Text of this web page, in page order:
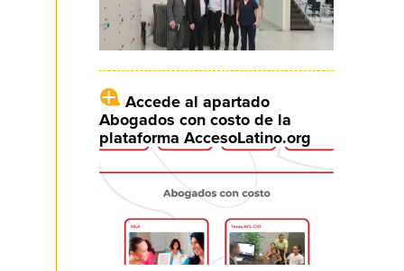
Accede al apartado
Abogados con costo de la
plataforma AccesoLatino.org